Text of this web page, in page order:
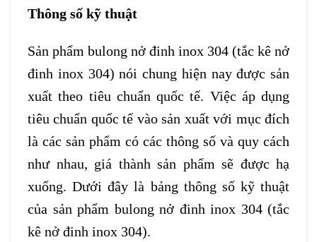
Thông số kỹ thuật
Sản phẩm bulong nở đinh inox 304 (tắc kê nở
đinh inox 304) nói chung hiện nay được sản
xuất theo tiêu chuẩn quốc tế. Việc áp dụng
tiêu chuẩn quốc tế vào sản xuất với mục đích
là các sản phẩm có các thông số và quy cách
như nhau, giá thành sản phẩm sẽ được hạ
xuống. Dưới đây là bảng thông số kỹ thuật
của sản phẩm bulong nở đinh inox 304 (tắc
kê nở đinh inox 304).